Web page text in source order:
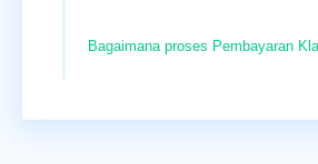
Bagaimana proses Pembayaran